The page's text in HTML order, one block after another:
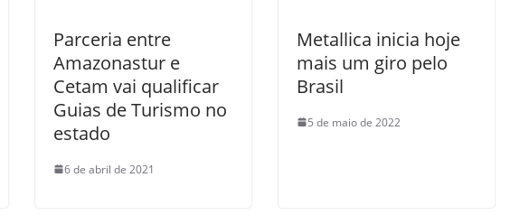
Parceria entre
Amazonastur e
Cetam vai qualificar
Guias de Turismo no
estado
6 de abril de 2021
Metallica inicia hoje
mais um giro pelo
Brasil
5 de maio de 2022